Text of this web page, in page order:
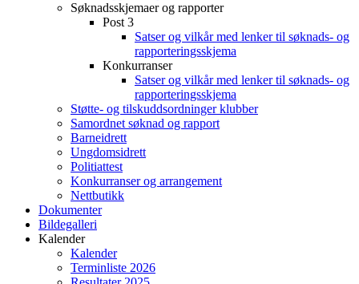
Søknadsskjemaer og rapporter
Post 3
Satser og vilkår med lenker til søknads- og
rapporteringsskjema
Konkurranser
Satser og vilkår med lenker til søknads- og
rapporteringsskjema
Støtte- og tilskuddsordninger klubber
Samordnet søknad og rapport
Barneidrett
Ungdomsidrett
Politiattest
Konkurranser og arrangement
Nettbutikk
Dokumenter
Bildegalleri
Kalender
Kalender
Terminliste 2026